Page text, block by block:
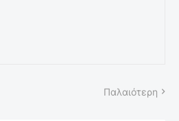
Παλαιότερη